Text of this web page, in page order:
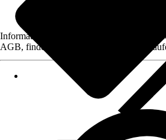
Informationen des Verkäufers, wie z. B.
AGB, finden Sie bei Klick auf den